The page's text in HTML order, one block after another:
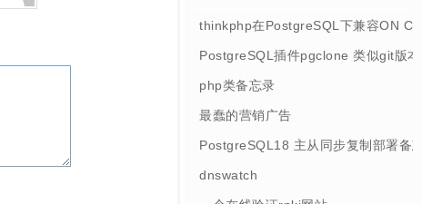
thinkphp在PostgreSQL下兼容ON
PostgreSQL插件pgclone 类似git版
php类备忘录
最蠢的营销广告
PostgreSQL18 主从同步复制部署备
dnswatch